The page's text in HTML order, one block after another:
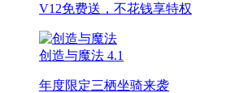
V12免费送，不花钱享特权
创造与魔法 4.1
年度限定三栖坐骑来袭